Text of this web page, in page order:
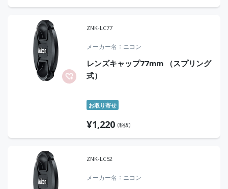
ZNK-LC77
メーカー名 ニコン
レンズキャップ77mm （スプリング
式）
お取り寄せ
¥1,220 (税抜)
ZNK-LC52
メーカー名 ニコン